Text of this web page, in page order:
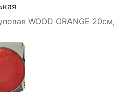
WOOD ORANGE 20см,